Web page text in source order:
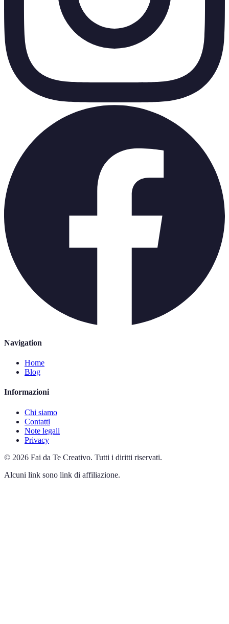
Navigation
Home
Blog
Informazioni
Chi siamo
Contatti
Note legali
Privacy
© 2026 Fai da Te Creativo. Tutti i diritti riservati.
Alcuni link sono link di affiliazione.